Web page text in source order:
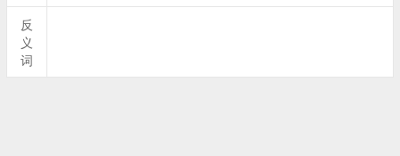
反
义
词